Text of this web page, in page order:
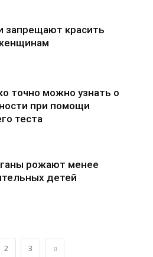
запрещают красить
точно можно узнать о
при помощи
теста
рожают менее
детей
2 3